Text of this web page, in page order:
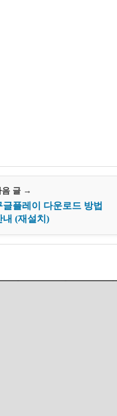
음 글 →
글플레이 다운로드 방법
내 (재설치)